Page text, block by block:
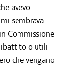
avevo
sembrava
Commissione
o utili
che vengano